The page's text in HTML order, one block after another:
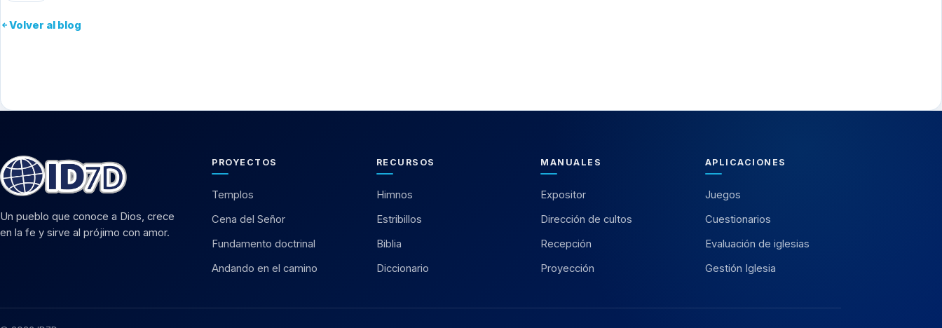
Volver al blog
Un pueblo que conoce a Dios, crece
en la fe y sirve al prójimo con amor.
PROYECTOS
Templos
Cena del Señor
Fundamento doctrinal
Andando en el camino
RECURSOS
Himnos
Estribillos
Biblia
Diccionario
MANUALES
Expositor
Dirección de cultos
Recepción
Proyección
APLICACIONES
Juegos
Cuestionarios
Evaluación de iglesias
Gestión Iglesia